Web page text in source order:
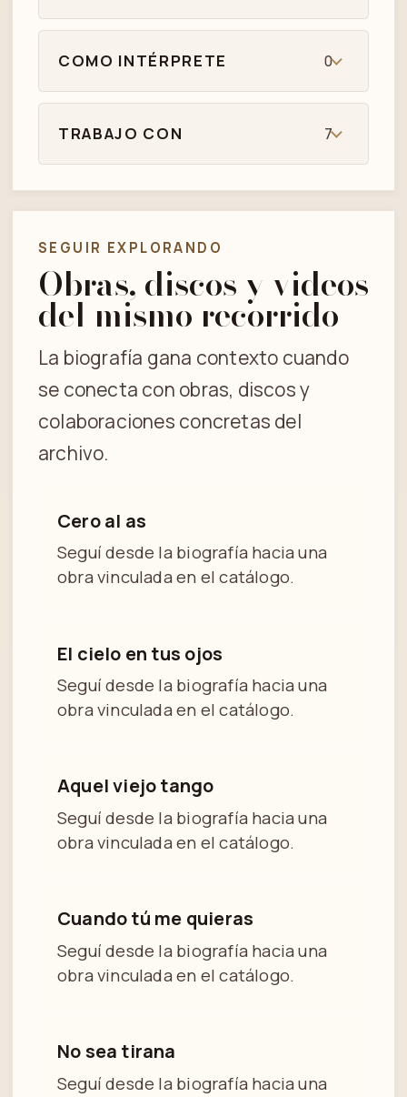
COMO INTÉRPRETE 0
TRABAJO CON 7
SEGUIR EXPLORANDO
Obras, discos y videos
del mismo recorrido
La biografía gana contexto cuando
se conecta con obras, discos y
colaboraciones concretas del
archivo.
Cero al as
Seguí desde la biografía hacia una
obra vinculada en el catálogo.
El cielo en tus ojos
Seguí desde la biografía hacia una
obra vinculada en el catálogo.
Aquel viejo tango
Seguí desde la biografía hacia una
obra vinculada en el catálogo.
Cuando tú me quieras
Seguí desde la biografía hacia una
obra vinculada en el catálogo.
No sea tirana
Seguí desde la biografía hacia una